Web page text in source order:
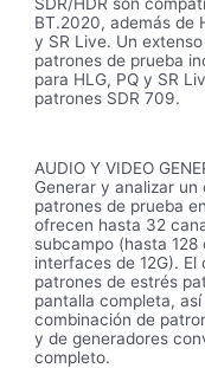
BT.2020, además de
y SR Live. Un
patrones de prueba
para HLG, PQ y SR
patrones SDR 709.
AUDIO Y VIDEO
Generar y analizar
patrones de prueba
ofrecen hasta 32
subcampo (hasta 128
interfaces de 12G).
patrones de estrés
pantalla completa,
combinación de
y de generadores
completo.